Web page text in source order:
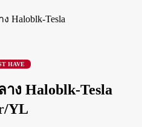
HAVE
ง Haloblk-Tesla
YL